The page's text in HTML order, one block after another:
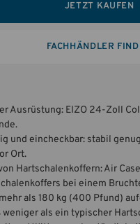
JETZT KAUFEN
FACHHÄNDLER
Ausrüstung: EIZO 24-Zoll
und eincheckbar: stabil
Ort.
Hartschalenkoffern: Air
bei einem
als 180 kg (400 Pfund)
weniger als ein typischer